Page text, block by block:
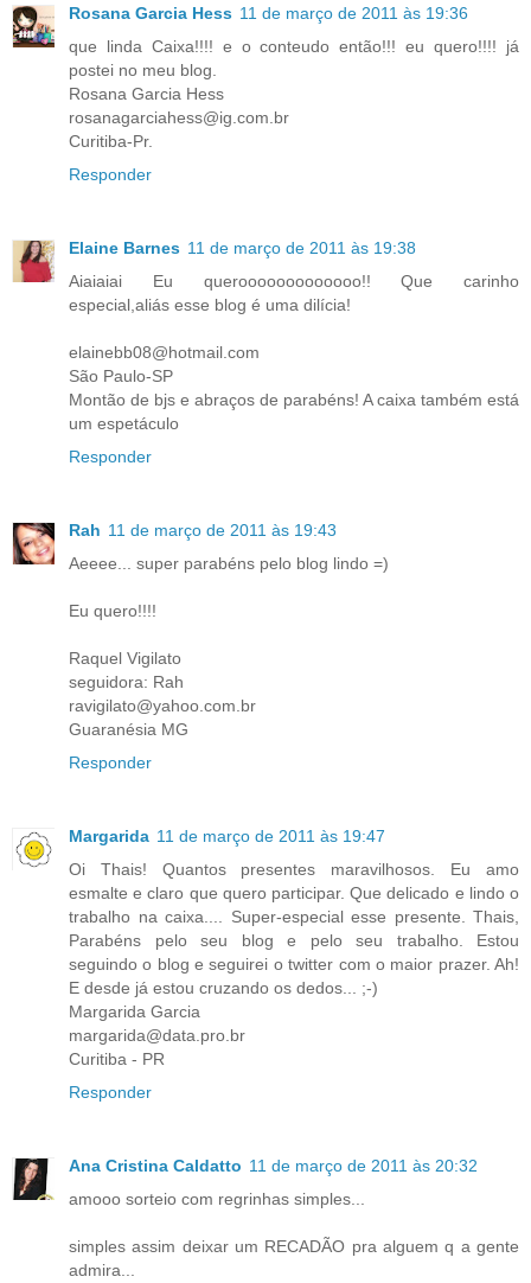
Rosana Garcia Hess 11 de março de 2011 às 19:36
que linda Caixa!!!! e o conteudo então!!! eu quero!!!! já
postei no meu blog.
Rosana Garcia Hess
rosanagarciahess@ig.com.br
Curitiba-Pr.
Responder
Elaine Barnes 11 de março de 2011 às 19:38
Aiaiaiai Eu querooooooooooooo!! Que carinho
especial,aliás esse blog é uma dilícia!
elainebb08@hotmail.com
São Paulo-SP
Montão de bjs e abraços de parabéns! A caixa também está
um espetáculo
Responder
Rah 11 de março de 2011 às 19:43
Aeeee... super parabéns pelo blog lindo =)
Eu quero!!!!
Raquel Vigilato
seguidora: Rah
ravigilato@yahoo.com.br
Guaranésia MG
Responder
Margarida 11 de março de 2011 às 19:47
Oi Thais! Quantos presentes maravilhosos. Eu amo
esmalte e claro que quero participar. Que delicado e lindo o
trabalho na caixa.... Super-especial esse presente. Thais,
Parabéns pelo seu blog e pelo seu trabalho. Estou
seguindo o blog e seguirei o twitter com o maior prazer. Ah!
E desde já estou cruzando os dedos... ;-)
Margarida Garcia
margarida@data.pro.br
Curitiba - PR
Responder
Ana Cristina Caldatto 11 de março de 2011 às 20:32
amooo sorteio com regrinhas simples...
simples assim deixar um RECADÃO pra alguem q a gente
admira...